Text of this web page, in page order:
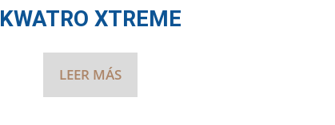
KWATRO XTREME
LEER MÁS